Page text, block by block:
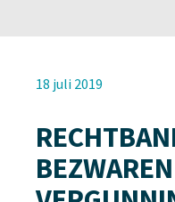
18 juli 2019